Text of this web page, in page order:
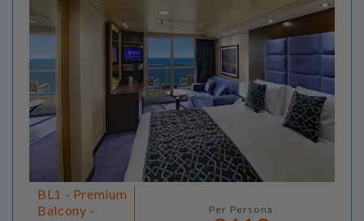
BL1 - Premium
Balcony -
Per Persona